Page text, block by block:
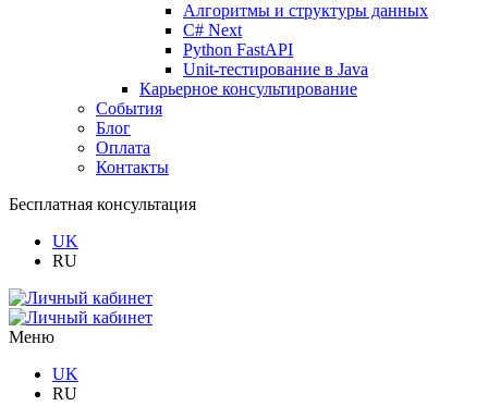
Алгоритмы и структуры данных
C# Next
Python FastAPI
Unit-тестирование в Java
Карьерное консультирование
События
Блог
Оплата
Контакты
Бесплатная консультация
UK
RU
Меню
UK
RU